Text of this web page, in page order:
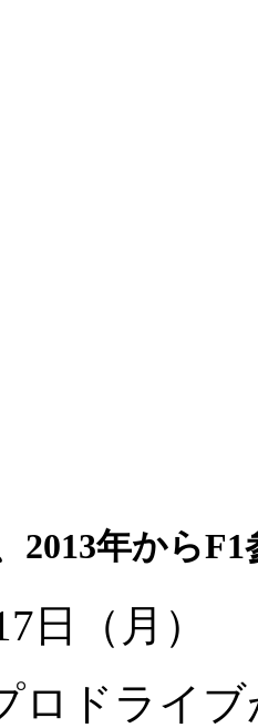
2013年から
日（月）
ロドライブ